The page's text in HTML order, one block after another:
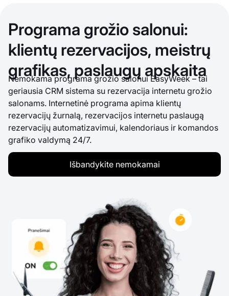
Programa grožio salonui:
klientų rezervacijos, meistrų
grafikas, paslaugų apskaita
Nemokama programa grožio salonui EasyWeek – tai
geriausia CRM sistema su rezervacija internetu grožio
salonams. Internetinė programa apima klientų
rezervacijų žurnalą, rezervacijos internetu paslaugą
rezervacijų automatizavimui, kalendoriaus ir komandos
grafiko valdymą 24/7.
Išbandykite nemokamai